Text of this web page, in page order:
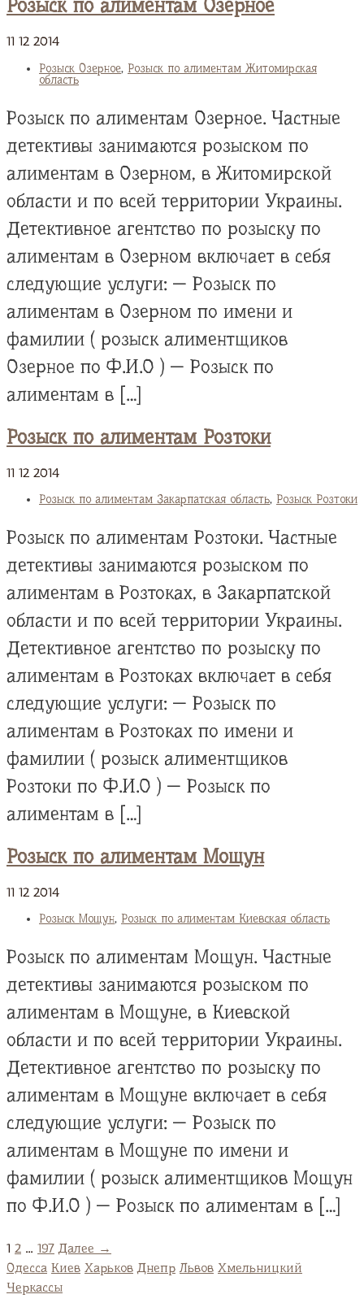
Розыск по алиментам Озерное
11 12 2014
Розыск Озерное, Розыск по алиментам Житомирская
область
Розыск по алиментам Озерное. Частные
детективы занимаются розыском по
алиментам в Озерном, в Житомирской
области и по всей территории Украины.
Детективное агентство по розыску по
алиментам в Озерном включает в себя
следующие услуги: — Розыск по
алиментам в Озерном по имени и
фамилии ( розыск алиментщиков
Озерное по Ф.И.О ) — Розыск по
алиментам в […]
Розыск по алиментам Розтоки
11 12 2014
Розыск по алиментам Закарпатская область, Розыск Розтоки
Розыск по алиментам Розтоки. Частные
детективы занимаются розыском по
алиментам в Розтоках, в Закарпатской
области и по всей территории Украины.
Детективное агентство по розыску по
алиментам в Розтоках включает в себя
следующие услуги: — Розыск по
алиментам в Розтоках по имени и
фамилии ( розыск алиментщиков
Розтоки по Ф.И.О ) — Розыск по
алиментам в […]
Розыск по алиментам Мощун
11 12 2014
Розыск Мощун, Розыск по алиментам Киевская область
Розыск по алиментам Мощун. Частные
детективы занимаются розыском по
алиментам в Мощуне, в Киевской
области и по всей территории Украины.
Детективное агентство по розыску по
алиментам в Мощуне включает в себя
следующие услуги: — Розыск по
алиментам в Мощуне по имени и
фамилии ( розыск алиментщиков Мощун
по Ф.И.О ) — Розыск по алиментам в […]
1 2 … 197 Далее →
Одесса Киев Харьков Днепр Львов Хмельницкий
Черкассы